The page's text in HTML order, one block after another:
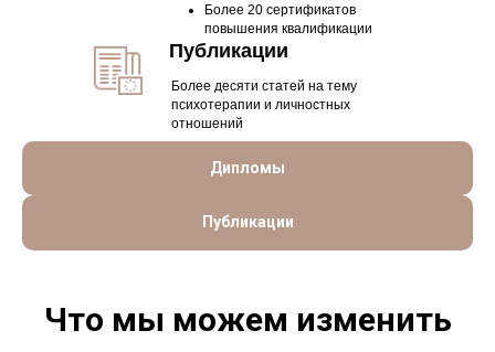
Более 20 сертификатов
повышения квалификации
Публикации
Более десяти статей на тему
психотерапии и личностных
отношений
Дипломы
Публикации
Что мы можем изменить